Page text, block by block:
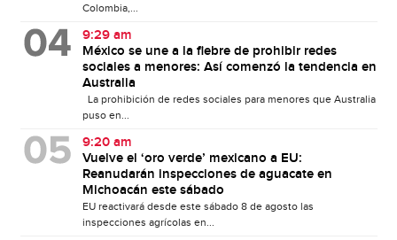
Colombia,...
9:29 am
México se une a la fiebre de prohibir redes
sociales a menores: Así comenzó la tendencia en
Australia
La prohibición de redes sociales para menores que Australia
puso en...
9:20 am
Vuelve el ‘oro verde’ mexicano a EU:
Reanudarán inspecciones de aguacate en
Michoacán este sábado
EU reactivará desde este sábado 8 de agosto las
inspecciones agrícolas en...